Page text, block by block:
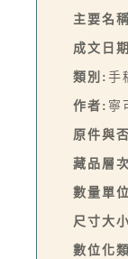
主要名
成文日
類別: 手
作者: 寧
原件與
藏品層
數量單
尺寸大
數位化